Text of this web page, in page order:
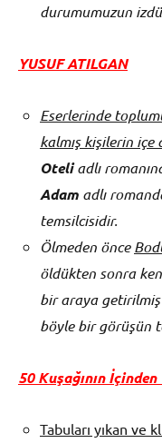
durumumuzun
YUSUF ATILGAN
Eserlerinde
kalmış kişilerin içe
Oteliadlı
Adam adlı
temsilcisidir.
Ölmeden önce
öldükten sonra
bir araya
böyle bir görüşün
50 Kuşağının İçinden
Tabuları yıkan ve